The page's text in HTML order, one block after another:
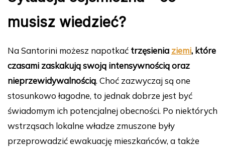
musisz wiedzieć?
Na Santorini możesz napotkać trzęsienia ziemi, które
czasami zaskakują swoją intensywnością oraz
nieprzewidywalnością. Choć zazwyczaj są one
stosunkowo łagodne, to jednak dobrze jest być
świadomym ich potencjalnej obecności. Po niektórych
wstrząsach lokalne władze zmuszone były
przeprowadzić ewakuację mieszkańców, a także